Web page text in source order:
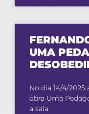
UMA
No dia 14/4/
obra Uma
a sala